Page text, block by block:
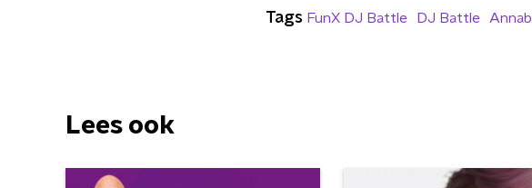
Tags FunX DJ Battle DJ Battle
Lees ook